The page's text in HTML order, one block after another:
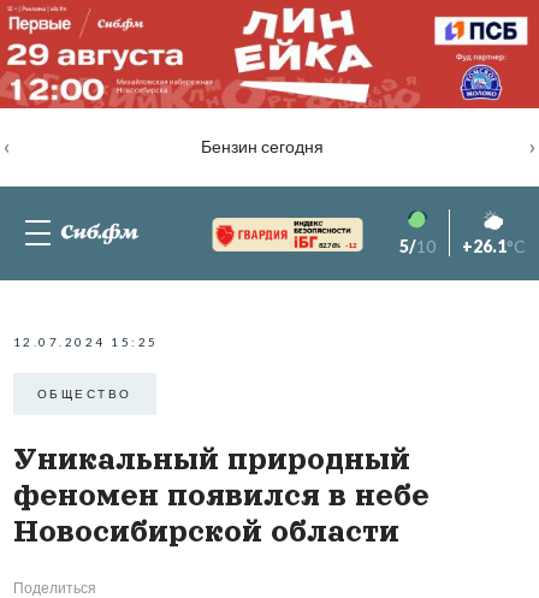
Бензин сегодня
‹ ›
82.76% -1.2 5/10 +26.1°C
12.07.2024 15:25
ОБЩЕСТВО
Уникальный природный
феномен появился в небе
Новосибирской области
Поделиться